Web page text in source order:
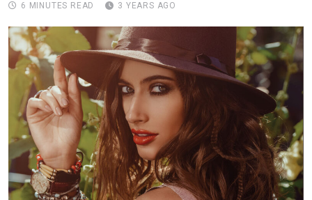
6 MINUTES READ
3 YEARS AGO